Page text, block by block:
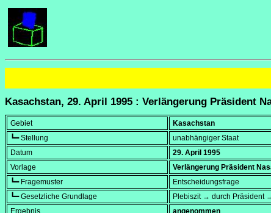
Kasachstan, 29. April 1995 : Verlängerung Präsident
Gebiet
Kasachstan
┗━ Stellung
unabhängiger Staat
Datum
29. April 1995
Vorlage
Verlängerung Präsident
┗━ Fragemuster
Entscheidungsfrage
┗━ Gesetzliche Grundlage
Plebiszit → durch Präsident
Ergebnis
angenommen